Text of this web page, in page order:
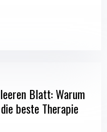
Blatt: Warum
beste Therapie